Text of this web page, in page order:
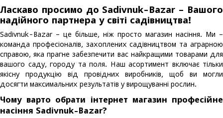
Ласкаво просимо до Sadivnuk-Bazar – Вашого
надійного партнера у світі садівництва!
Sadivnuk-Bazar – це більше, ніж просто магазин насіння. Ми –
команда професіоналів, захоплених садівництвом та аграрною
справою, яка прагне забезпечити вас найкращими товарами для
вашого саду, городу та поля. Наш асортимент включає тільки
якісну продукцію від провідних виробників, щоб ви могли
досягти максимальних результатів у вирощуванні рослин.
Чому варто обрати інтернет магазин професійне
насіння Sadivnuk-Bazar?